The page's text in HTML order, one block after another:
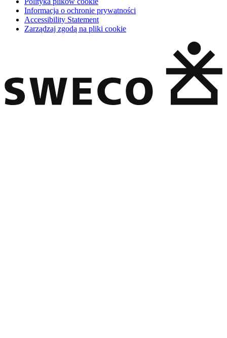
Informacja o ochronie prywatności
Accessibility Statement
Zarządzaj zgodą na pliki cookie